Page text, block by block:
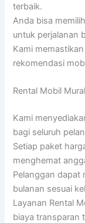
terbaik.
Anda bisa
untuk perjalanan
Kami
rekomendasi
Rental Mobil
Kami
bagi seluruh
Setiap paket
menghemat
Pelanggan dapat
bulanan sesuai
Layanan Rental
biaya transparan